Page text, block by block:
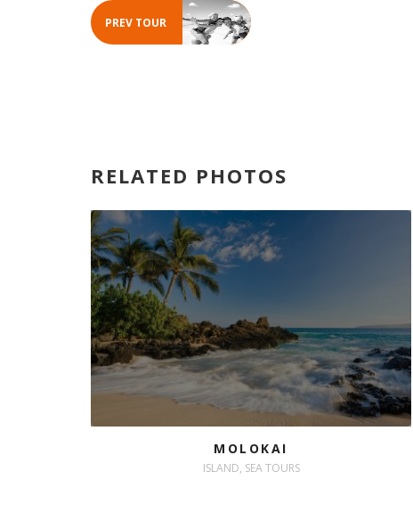
PREV TOUR
RELATED PHOTOS
MOLOKAI
ISLAND, SEA TOURS